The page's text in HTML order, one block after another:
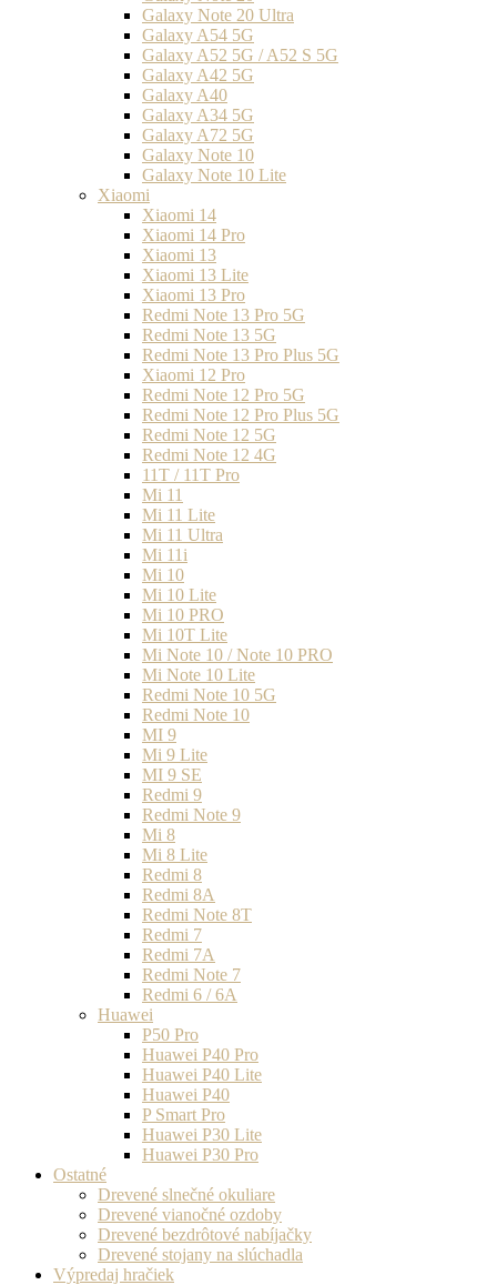
Galaxy Note 20 Ultra
Galaxy A54 5G
Galaxy A52 5G / A52 S 5G
Galaxy A42 5G
Galaxy A40
Galaxy A34 5G
Galaxy A72 5G
Galaxy Note 10
Galaxy Note 10 Lite
Xiaomi
Xiaomi 14
Xiaomi 14 Pro
Xiaomi 13
Xiaomi 13 Lite
Xiaomi 13 Pro
Redmi Note 13 Pro 5G
Redmi Note 13 5G
Redmi Note 13 Pro Plus 5G
Xiaomi 12 Pro
Redmi Note 12 Pro 5G
Redmi Note 12 Pro Plus 5G
Redmi Note 12 5G
Redmi Note 12 4G
11T / 11T Pro
Mi 11
Mi 11 Lite
Mi 11 Ultra
Mi 11i
Mi 10
Mi 10 Lite
Mi 10 PRO
Mi 10T Lite
Mi Note 10 / Note 10 PRO
Mi Note 10 Lite
Redmi Note 10 5G
Redmi Note 10
MI 9
Mi 9 Lite
MI 9 SE
Redmi 9
Redmi Note 9
Mi 8
Mi 8 Lite
Redmi 8
Redmi 8A
Redmi Note 8T
Redmi 7
Redmi 7A
Redmi Note 7
Redmi 6 / 6A
Huawei
P50 Pro
Huawei P40 Pro
Huawei P40 Lite
Huawei P40
P Smart Pro
Huawei P30 Lite
Huawei P30 Pro
Ostatné
Drevené slnečné okuliare
Drevené vianočné ozdoby
Drevené bezdrôtové nabíjačky
Drevené stojany na slúchadla
Výpredaj hračiek